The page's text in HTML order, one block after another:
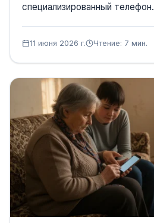
специализированный телефон.
11 июня 2026 г. Чтение: 7 мин.